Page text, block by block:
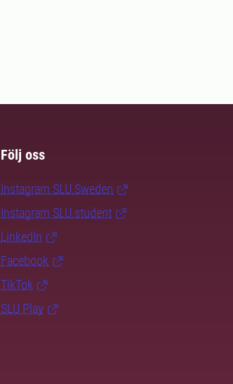
Följ oss
Instagram SLU.Sweden
Instagram SLU.student
LinkedIn
Facebook
TikTok
SLU Play